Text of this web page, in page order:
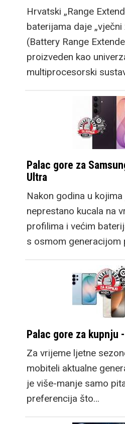
Hrvatski „Range
baterijama daje „vječni
(Battery Range
proizveden kao
multiprocesorski
Palac gore za
Ultra
Nakon godina u
neprestano kucala na
profilima i većim
s osmom generacijom
Palac gore za kupnju
Za vrijeme ljetne
mobiteli aktualne
je više-manje samo
preferencija što…